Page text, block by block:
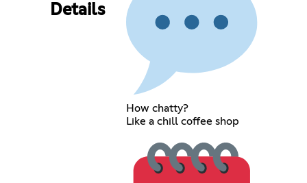
Details
How chatty?
Like a chill coffee shop